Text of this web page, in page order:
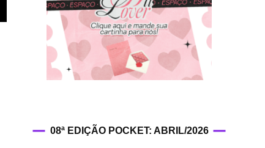
Drama? HIT!
HIT!Fashion
HIT!Filmes
08ª EDIÇÃO POCKET: ABRIL/2026